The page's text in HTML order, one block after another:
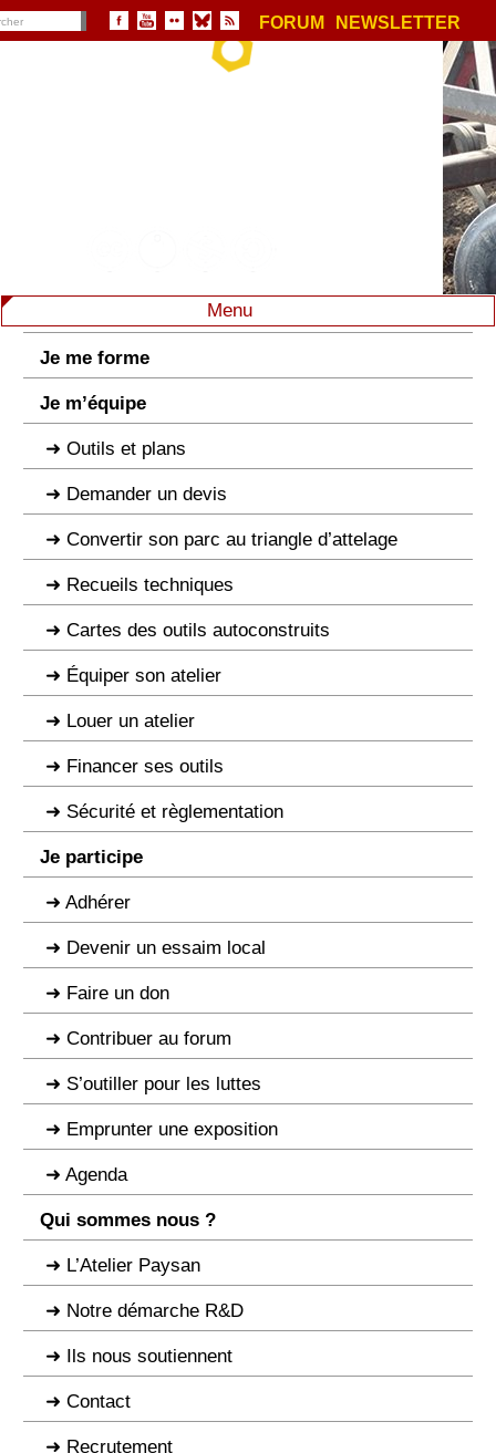
FORUM NEWSLETTER
Menu
Je me forme
Je m’équipe
Outils et plans
Demander un devis
Convertir son parc au triangle d’attelage
Recueils techniques
Cartes des outils autoconstruits
Équiper son atelier
Louer un atelier
Financer ses outils
Sécurité et règlementation
Je participe
Adhérer
Devenir un essaim local
Faire un don
Contribuer au forum
S’outiller pour les luttes
Emprunter une exposition
Agenda
Qui sommes nous ?
L’Atelier Paysan
Notre démarche R&D
Ils nous soutiennent
Contact
Recrutement